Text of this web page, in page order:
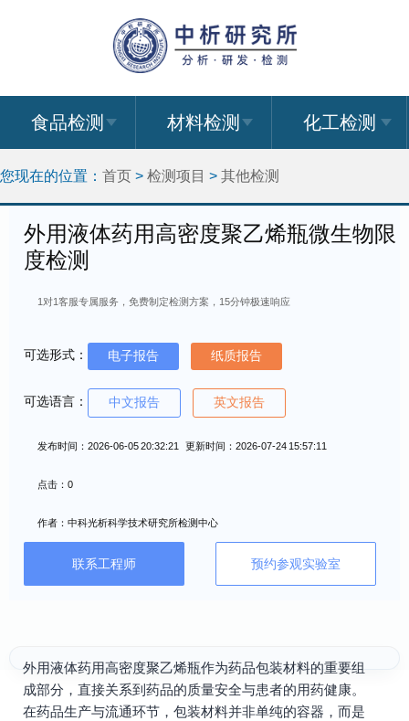
食品检测 材料检测 化工检测
您现在的位置： 首页 > 检测项目 > 其他检测
外用液体药用高密度聚乙烯瓶微生物限
度检测
1对1客服专属服务，免费制定检测方案，15分钟极速响应
可选形式： 电子报告 纸质报告
可选语言： 中文报告 英文报告
发布时间：2026-06-05 20:32:21 更新时间：2026-07-24 15:57:11
点击：0
作者：中科光析科学技术研究所检测中心
联系工程师 预约参观实验室
外用液体药用高密度聚乙烯瓶作为药品包装材料的重要组
成部分，直接关系到药品的质量安全与患者的用药健康。
在药品生产与流通环节，包装材料并非单纯的容器，而是